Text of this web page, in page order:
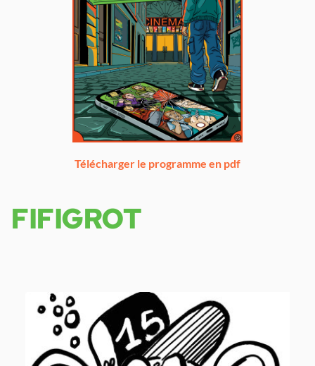
FIFIGROT
Télécharger le programme en pdf